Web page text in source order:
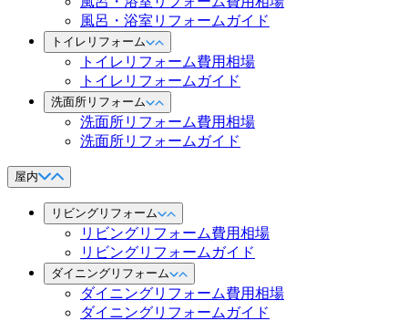
風呂・浴室リフォームガイド
トイレリフォーム
トイレリフォーム費用相場
トイレリフォームガイド
洗面所リフォーム
洗面所リフォーム費用相場
洗面所リフォームガイド
屋内
リビングリフォーム
リビングリフォーム費用相場
リビングリフォームガイド
ダイニングリフォーム
ダイニングリフォーム費用相場
ダイニングリフォームガイド